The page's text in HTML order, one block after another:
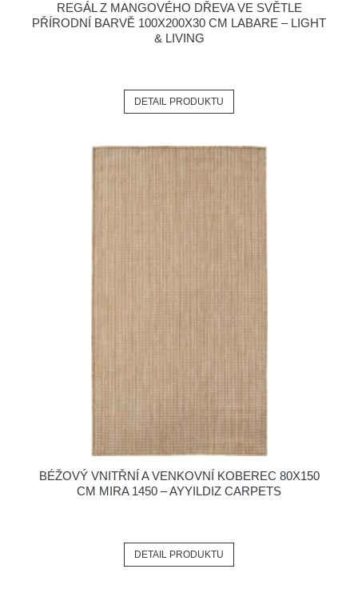
REGÁL Z MANGOVÉHO DŘEVA VE SVĚTLE
PŘÍRODNÍ BARVĚ 100X200X30 CM LABARE – LIGHT
& LIVING
DETAIL PRODUKTU
BÉŽOVÝ VNITŘNÍ A VENKOVNÍ KOBEREC 80X150
CM MIRA 1450 – AYYILDIZ CARPETS
DETAIL PRODUKTU